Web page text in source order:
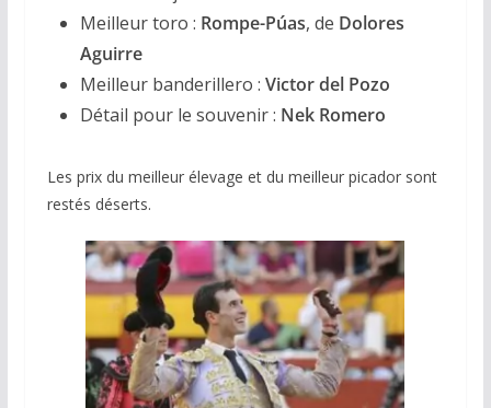
Meilleur toro : Rompe-Púas, de Dolores
Aguirre
Meilleur banderillero : Victor del Pozo
Détail pour le souvenir : Nek Romero
Les prix du meilleur élevage et du meilleur picador sont
restés déserts.